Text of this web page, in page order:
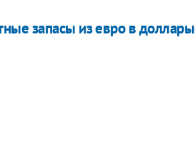
запасы из евро в доллары